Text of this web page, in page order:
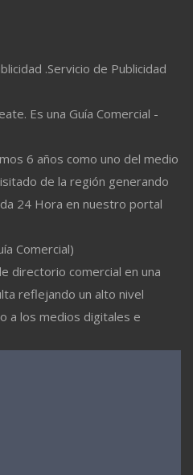
.Servicio de Publicidad
Es una Guía Comercial -
6 años como uno del medio
de la región generando
24 Hora en nuestro portal
Comercial)
directorio comercial en una
reflejando un alto nivel
a los medios digitales e